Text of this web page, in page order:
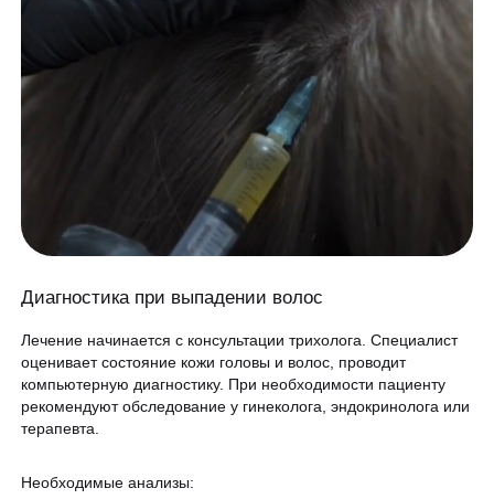
Диагностика при выпадении волос
Лечение начинается с консультации трихолога. Специалист
оценивает состояние кожи головы и волос, проводит
компьютерную диагностику. При необходимости пациенту
рекомендуют обследование у гинеколога, эндокринолога или
терапевта.
Необходимые анализы: